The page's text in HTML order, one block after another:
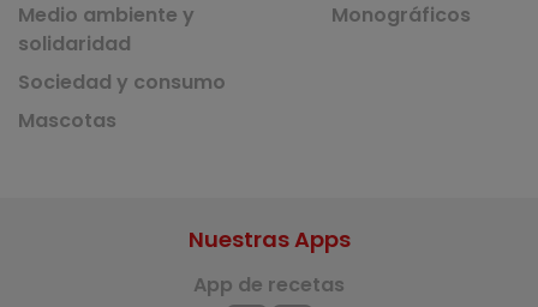
Medio ambiente y
solidaridad
Sociedad y consumo
Mascotas
Monográficos
Nuestras Apps
App de recetas